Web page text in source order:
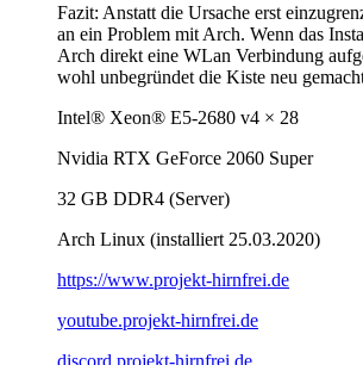
Fazit: Anstatt die Ursache erst
an ein Problem mit Arch. Wenn das
Arch direkt eine WLan Verbindung
wohl unbegründet die Kiste neu
Intel® Xeon® E5-2680 v4 × 28
Nvidia RTX GeForce 2060 Super
32 GB DDR4 (Server)
Arch Linux (installiert 25.03.2020)
https://www.projekt-hirnfrei.de
youtube.projekt-hirnfrei.de
discord.projekt-hirnfrei.de